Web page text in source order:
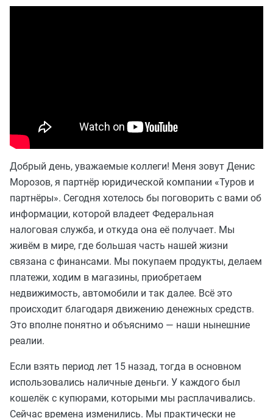
Добрый день, уважаемые коллеги! Меня зовут Денис
Морозов, я партнёр юридической компании «Туров и
партнёры». Сегодня хотелось бы поговорить с вами об
информации, которой владеет Федеральная
налоговая служба, и откуда она её получает. Мы
живём в мире, где большая часть нашей жизни
связана с финансами. Мы покупаем продукты, делаем
платежи, ходим в магазины, приобретаем
недвижимость, автомобили и так далее. Всё это
происходит благодаря движению денежных средств.
Это вполне понятно и объяснимо — наши нынешние
реалии.
Если взять период лет 15 назад, тогда в основном
использовались наличные деньги. У каждого был
кошелёк с купюрами, которыми мы расплачивались.
Сейчас времена изменились. Мы практически не